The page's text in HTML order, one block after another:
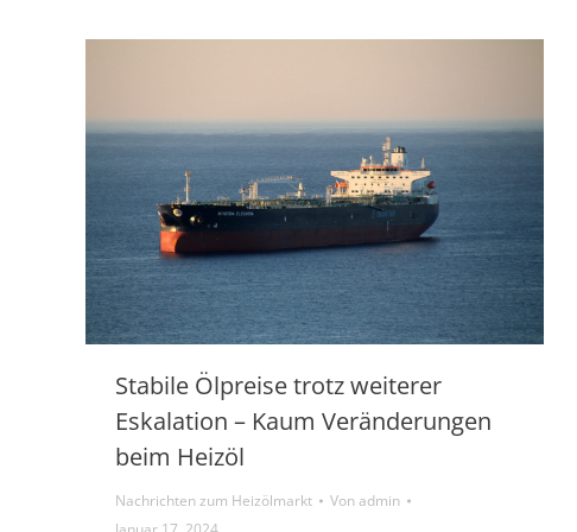
Stabile Ölpreise trotz weiterer
Eskalation – Kaum Veränderungen
beim Heizöl
Nachrichten zum Heizölmarkt Vonadmin